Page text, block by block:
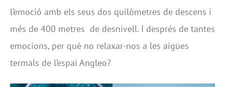
l’emoció amb els seus dos quilòmetres de descens i
més de 400 metres de desnivell. I després de tantes
emocions, per què no relaxar-nos a les aigües
termals de l’espai Angleo?